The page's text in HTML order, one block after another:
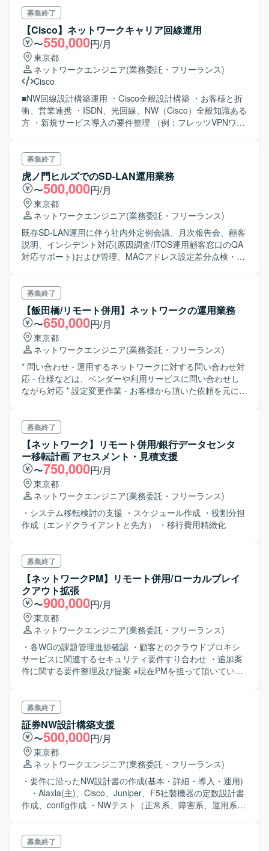
募集終了
【Cisco】ネットワークキャリア回線運用
〜550,000円/月
東京都
ネットワークエンジニア(業務委託・フリーランス)
Cisco
■NW回線設計構築運用 ・Cisco全般設計構築 ・お客様と折
衝、営業連携 ・ISDN、光回線、NW（Cisco）全般知識ある
方 ・新規サービス導入の要件整理 （例：フレッツVPNワイ
応、INSネットサービス終了対応） ・全体4名の回線運用、
NW構築両面のPM ・折衝、報告、連絡、提案 ※オフィスソ
リューションを広く展開することをもくろんでいる
募集終了
虎ノ門ヒルズでのSD-LAN運用業務
〜500,000円/月
東京都
ネットワークエンジニア(業務委託・フリーランス)
既存SD-LAN運用に伴う社内外定例会議、月次報告会、顧客
説明、インシデント対応(原因調査/ITOS運用顧客窓口のQA
対応サポート)および管理、MACアドレス設定差分点検・登
レード調整・作業
募集終了
【飯田橋/リモート併用】ネットワークの運用業務
〜650,000円/月
東京都
ネットワークエンジニア(業務委託・フリーランス)
* 問い合わせ - 運用するネットワークに対する問い合わせ対
応 - 仕様などは、ベンダーや利用サービスに問い合わせし
ながら対応 * 設定変更作業 - お客様から頂いた依頼を元に
ポート終了に伴いバージョンアップ作業 バージョンアップ
作業には計画、事前検証も含む * 障害対応 - 24Hベストエフ
ォートでの電話受付とリモート対応 ※他メンバーと輪番体制
を組んで実施 - トラブルシュート - お客様への報告、説明 ※
場合によってはお客様先に謝罪に行く場合もあり。 * 管理
業務 - 運用資料の更新 - 月次報告などの資料作成 - 月次報告
会でスピーカーとして参加 * 体制 - 大小さまざまな規模のネ
ットワークの運用を対応することになります。 - 案件によ
ってはPMが間に入る場合や営業が間に入る場合がありま
募集終了
【ネットワーク】リモート併用/銀行データセンタ
ー移転計画 アセスメント・見積支援
〜750,000円/月
東京都
ネットワークエンジニア(業務委託・フリーランス)
・システム移転検討の支援 ・スケジュール作成 ・役割分担
作成（エンドクライアントと先方） ・移行費用精緻化
募集終了
【ネットワークPM】リモート併用/ローカルブレイ
クアウト拡張
〜900,000円/月
東京都
ネットワークエンジニア(業務委託・フリーランス)
・各WGの課題管理進捗確認 ・顧客とのクラウドプロキシ
サービスに関連するセキュリティ要件すり合わせ ・追加案
件に関する要件整理及び提案 ※現在PMを担って頂いている
募集終了
証券NW設計構築支援
〜500,000円/月
東京都
ネットワークエンジニア(業務委託・フリーランス)
・要件に沿ったNW設計書の作成(基本・詳細・導入・運用)
・Alaxla(主)、Cisco、Juniper、F5社製機器の定数設計書
作成、config作成 ・NWテスト（正常系、障害系、運用系、
募集終了